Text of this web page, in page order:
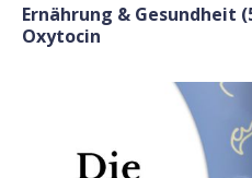
Ernährung & Gesundheit
Oxytocin